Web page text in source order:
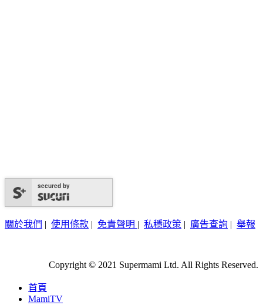
secured by
關於我們 | 使用條款 | 免責聲明 | 私穩政策 | 廣告查詢 | 舉報
Copyright © 2021 Supermami Ltd. All Rights Reserved.
首頁
MamiTV